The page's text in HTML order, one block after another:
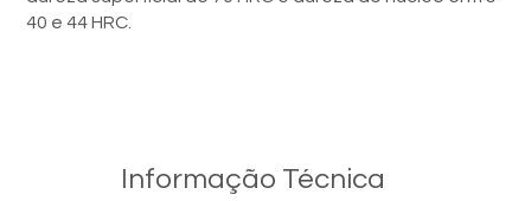
40 e 44 HRC.
Informação Técnica